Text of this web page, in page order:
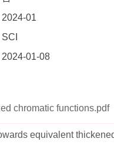
2024-01
SCI
2024-01-08
chromatic functions.pdf
equivalent